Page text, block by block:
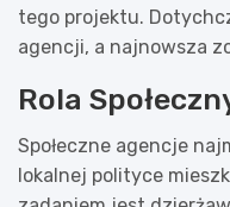
tego projektu.
agencji, a najnowsza
Rola
Społeczne agencje
lokalnej polityce